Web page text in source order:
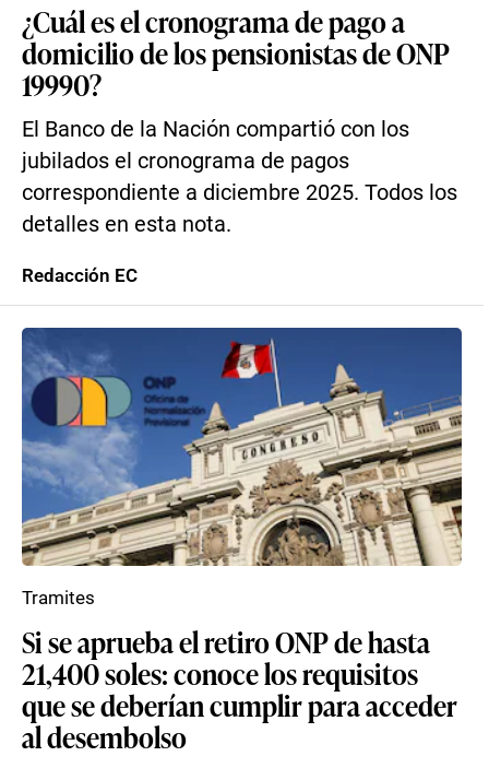
¿Cuál es el cronograma de pago a
domicilio de los pensionistas de ONP
19990?
El Banco de la Nación compartió con los
jubilados el cronograma de pagos
correspondiente a diciembre 2025. Todos los
detalles en esta nota.
Redacción EC
Si se aprueba el retiro ONP de hasta
21,400 soles: conoce los requisitos
que se deberían cumplir para acceder
al desembolso
Tramites